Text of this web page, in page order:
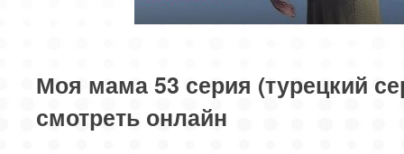
Моя мама 53 серия (турецкий
смотреть онлайн